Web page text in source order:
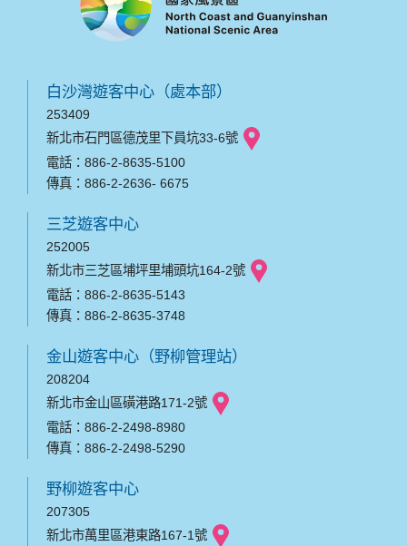
白沙灣遊客中心（處本部）
253409
新北市石門區德茂里下員坑33-6號
電話：886-2-8635-5100
傳真：886-2-2636- 6675
三芝遊客中心
252005
新北市三芝區埔坪里埔頭坑164-2號
電話：886-2-8635-5143
傳真：886-2-8635-3748
金山遊客中心（野柳管理站）
208204
新北市金山區磺港路171-2號
電話：886-2-2498-8980
傳真：886-2-2498-5290
野柳遊客中心
207305
新北市萬里區港東路167-1號